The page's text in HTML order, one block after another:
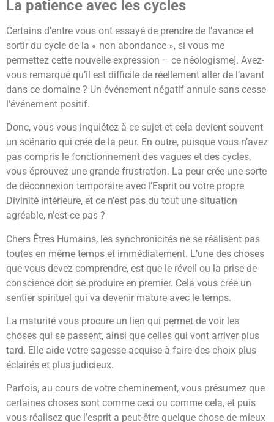
La patience avec les cycles
Certains d’entre vous ont essayé de prendre de l’avance et
sortir du cycle de la « non abondance », si vous me
permettez cette nouvelle expression – ce néologisme]. Avez-
vous remarqué qu’il est difficile de réellement aller de l’avant
dans ce domaine ? Un événement négatif annule sans cesse
l’événement positif.
Donc, vous vous inquiétez à ce sujet et cela devient souvent
un scénario qui crée de la peur. En outre, puisque vous n’avez
pas compris le fonctionnement des vagues et des cycles,
vous éprouvez une grande frustration. La peur crée une sorte
de déconnexion temporaire avec l’Esprit ou votre propre
Divinité intérieure, et ce n’est pas du tout une situation
agréable, n’est-ce pas ?
Chers Êtres Humains, les synchronicités ne se réalisent pas
toutes en même temps et immédiatement. L’une des choses
que vous devez comprendre, est que le réveil ou la prise de
conscience doit se produire en premier. Cela vous crée un
sentier spirituel qui va devenir mature avec le temps.
La maturité vous procure un lien qui permet de voir les
choses qui se passent, ainsi que celles qui vont arriver plus
tard. Elle aide votre sagesse acquise à faire des choix plus
éclairés et plus judicieux.
Parfois, au cours de votre cheminement, vous présumez que
certaines choses sont comme ceci ou comme cela, et puis
vous réalisez que l’esprit a peut-être quelque chose de mieux